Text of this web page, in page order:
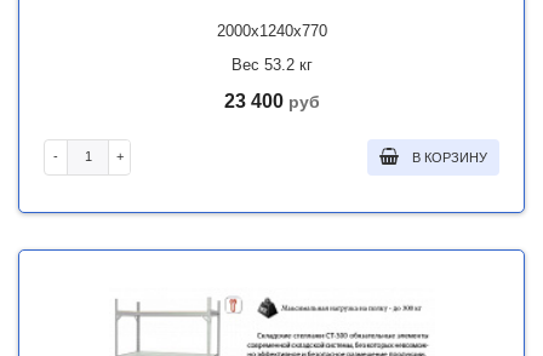
2000x1240x770
Вес 53.2 кг
23 400 руб
- + В КОРЗИНУ